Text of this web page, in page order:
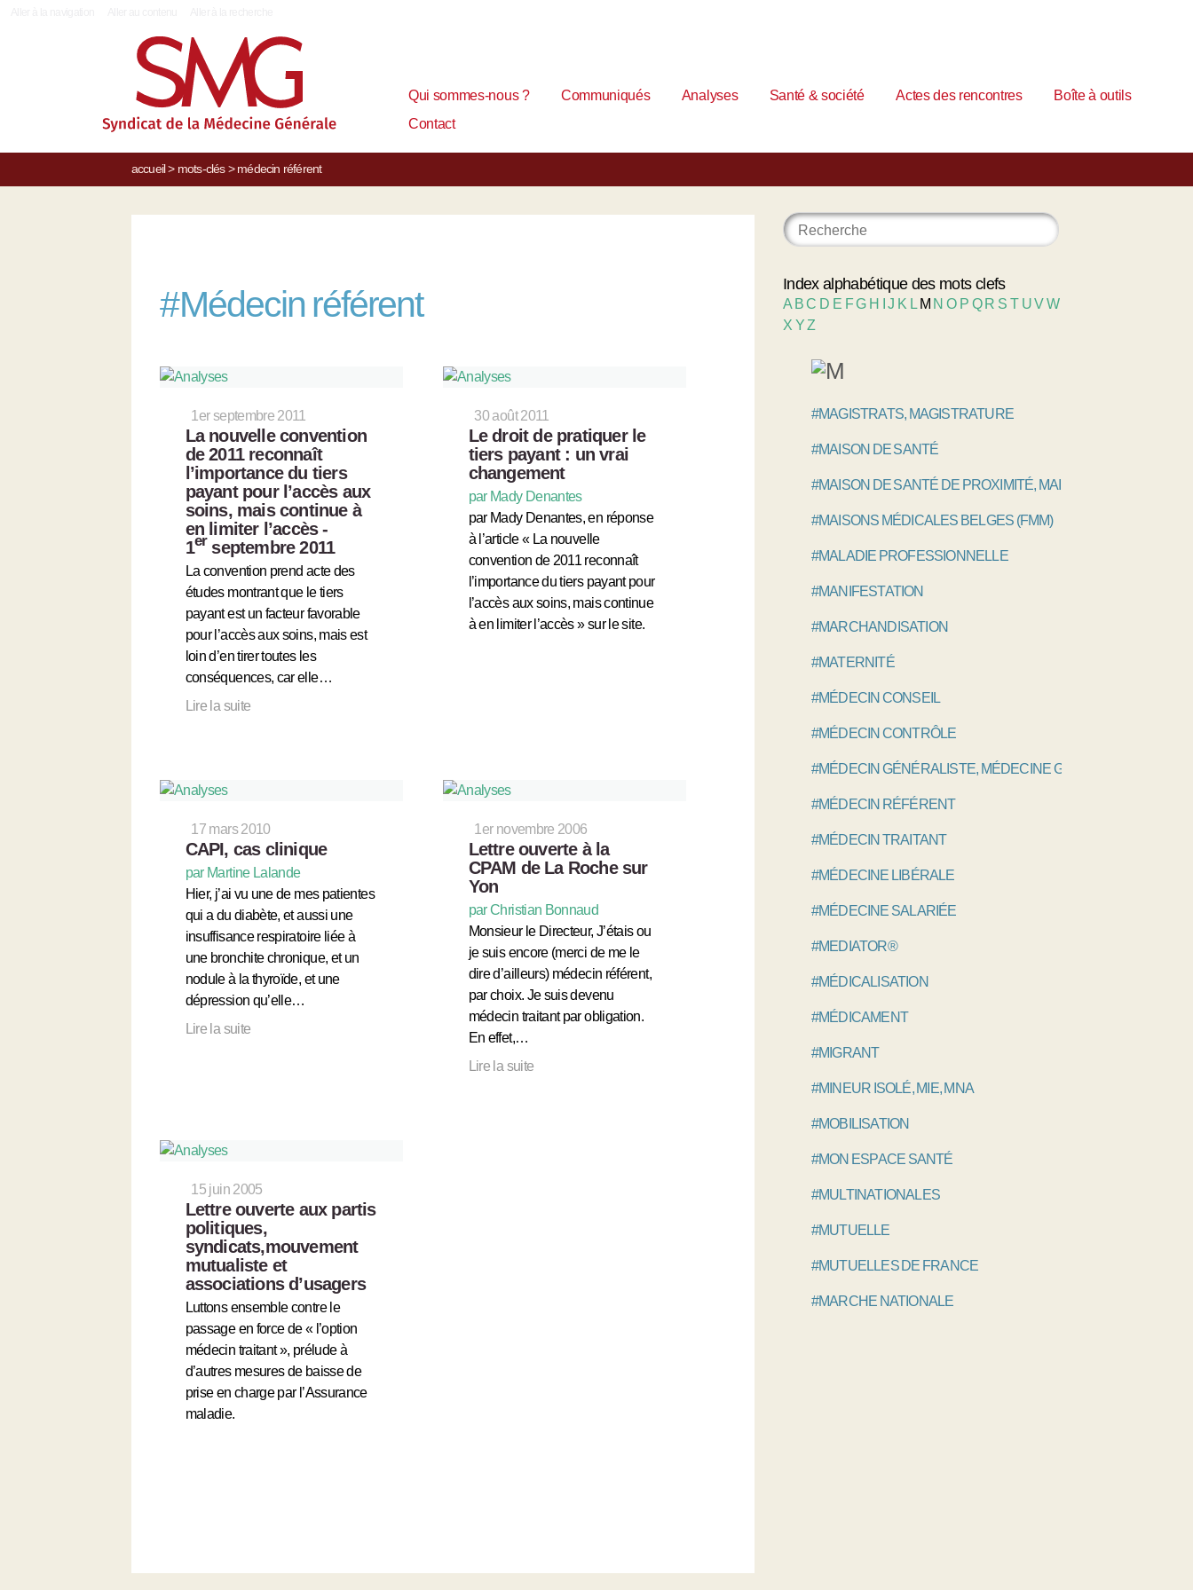
Qui sommes-nous ? Communiqués Analyses Santé & société Actes des rencontres
Boîte à outils
Contact
accueil> mots-clés> médecin référent
#Médecin référent
1er septembre 2011
La nouvelle convention
de 2011 reconnaît
l’importance du tiers
payant pour l’accès aux
soins, mais continue à
en limiter l’accès -
1er septembre 2011
La convention prend acte des
études montrant que le tiers
payant est un facteur favorable
pour l’accès aux soins, mais est
loin d’en tirer toutes les
conséquences, car elle…
Lire la suite
30 août 2011
Le droit de pratiquer le
tiers payant : un vrai
changement
par Mady Denantes
par Mady Denantes, en réponse
à l’article « La nouvelle
convention de 2011 reconnaît
l’importance du tiers payant pour
l’accès aux soins, mais continue
à en limiter l’accès » sur le site.
17 mars 2010
CAPI, cas clinique
par Martine Lalande
Hier, j’ai vu une de mes patientes
qui a du diabète, et aussi une
insuffisance respiratoire liée à
une bronchite chronique, et un
nodule à la thyroïde, et une
dépression qu’elle…
Lire la suite
1er novembre 2006
Lettre ouverte à la
CPAM de La Roche sur
Yon
par Christian Bonnaud
Monsieur le Directeur, J’étais ou
je suis encore (merci de me le
dire d’ailleurs) médecin référent,
par choix. Je suis devenu
médecin traitant par obligation.
En effet,…
Lire la suite
15 juin 2005
Lettre ouverte aux partis
politiques,
syndicats,mouvement
mutualiste et
associations d’usagers
Luttons ensemble contre le
passage en force de « l’option
médecin traitant », prélude à
d’autres mesures de baisse de
prise en charge par l’Assurance
maladie.
Index alphabétique des mots clefs
A BC D E FG H IJ K L M NO P Q R S T UVW
X YZ
#MAGISTRATS, MAGISTRATURE
#MAISON DE SANTÉ
#MAISON DE SANTÉ DE PROXIMITÉ, MAISON DE SANTÉ
#MAISONS MÉDICALES BELGES (FMM)
#MALADIE PROFESSIONNELLE
#MANIFESTATION
#MARCHANDISATION
#MATERNITÉ
#MÉDECIN CONSEIL
#MÉDECIN CONTRÔLE
#MÉDECIN GÉNÉRALISTE, MÉDECINE GÉNÉRALE
#MÉDECIN RÉFÉRENT
#MÉDECIN TRAITANT
#MÉDECINE LIBÉRALE
#MÉDECINE SALARIÉE
#MEDIATOR®
#MÉDICALISATION
#MÉDICAMENT
#MIGRANT
#MINEUR ISOLÉ, MIE, MNA
#MOBILISATION
#MON ESPACE SANTÉ
#MULTINATIONALES
#MUTUELLE
#MUTUELLES DE FRANCE
#MARCHE NATIONALE